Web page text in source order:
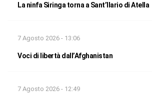
La ninfa Siringa torna a Sant’Ilario di Atella
7 Agosto 2026 - 13:06
Voci di libertà dall’Afghanistan
7 Agosto 2026 - 12:49